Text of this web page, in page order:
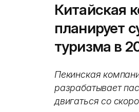
Китайская
планирует
туризма в
Пекинская
разрабатывает
двигаться со